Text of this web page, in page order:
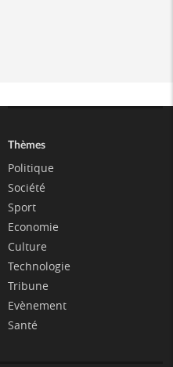
Thèmes
Politique
Société
Sport
Economie
Culture
Technologie
Tribune
Evènement
Santé